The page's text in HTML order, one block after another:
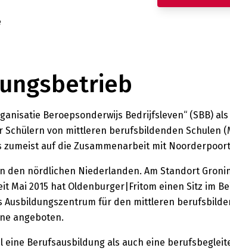
Beroepsonderwijs Bedrijfsleven“ (SBB)
von mittleren berufsbildenden Schulen
auf die Zusammenarbeit mit
den nördlichen Niederlanden. Am Standort
Mai 2015 hat Oldenburger|Fritom einen Sitz im
Ausbildungszentrum für den mittleren
angeboten.
Berufsausbildung als auch eine